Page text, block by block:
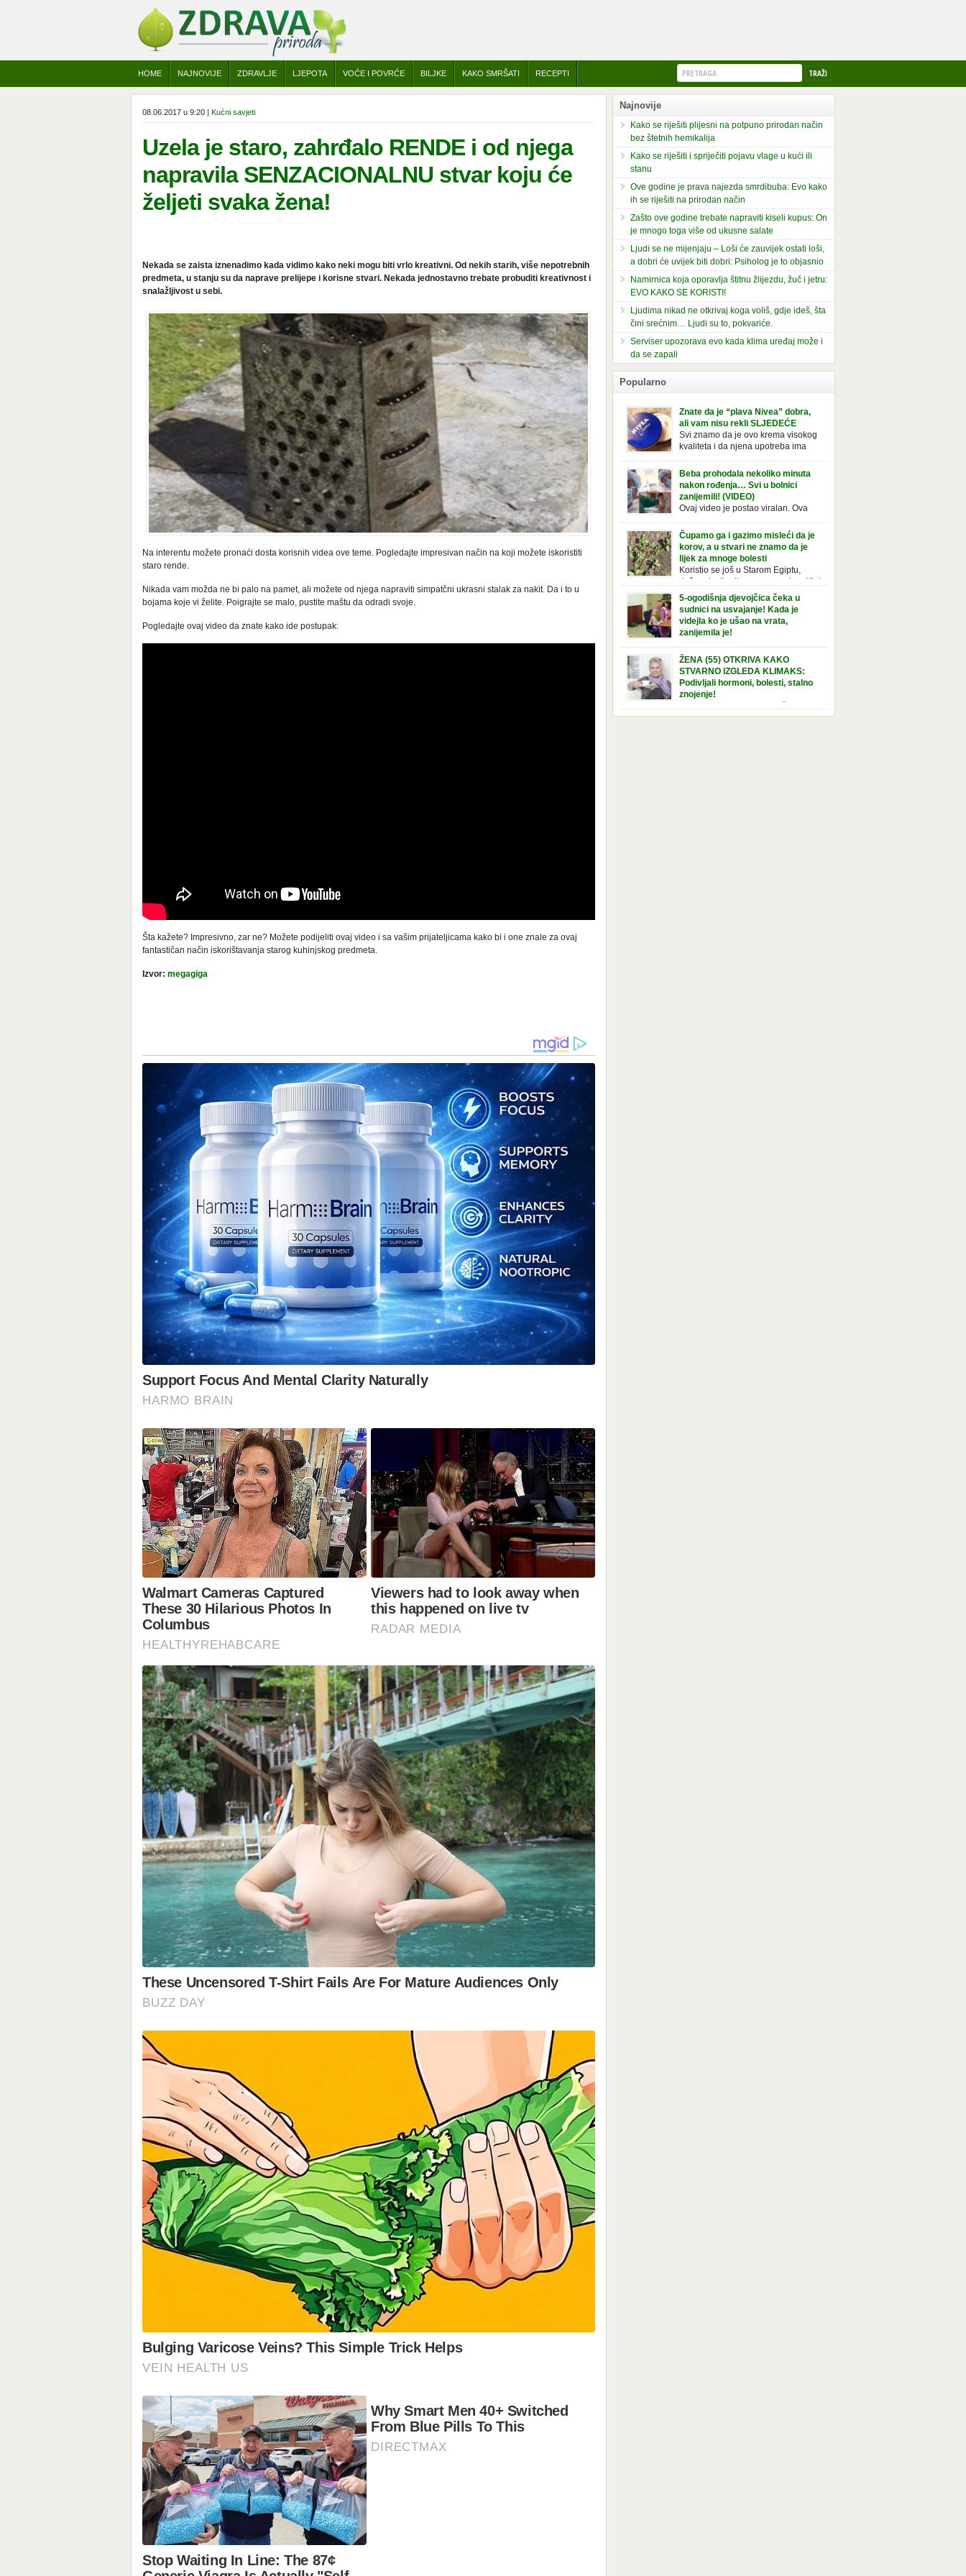
HOME NAJNOVIJE ZDRAVLJE LJEPOTA VOĆE I POVRĆE BILJKE KAKO SMRŠATI RECEPTI
08.06.2017 u 9:20 | Kućni savjeti
Uzela je staro, zahrđalo RENDE i od njega
napravila SENZACIONALNU stvar koju će
željeti svaka žena!
Nekada se zaista iznenadimo kada vidimo kako neki mogu biti vrlo kreativni. Od nekih starih, više nepotrebnih
predmeta, u stanju su da naprave prelijepe i korisne stvari. Nekada jednostavno trebate probuditi kreativnost i
snalažljivost u sebi.
Na interentu možete pronaći dosta korisnih videa ove teme. Pogledajte impresivan način na koji možete iskoristiti
staro rende.
Nikada vam možda ne bi palo na pamet, ali možete od njega napraviti simpatčni ukrasni stalak za nakit. Da i to u
bojama koje vi želite. Poigrajte se malo, pustite maštu da odradi svoje.
Pogledajte ovaj video da znate kako ide postupak:
Šta kažete? Impresivno, zar ne? Možete podijeliti ovaj video i sa vašim prijateljicama kako bi i one znale za ovaj
fantastičan način iskorištavanja starog kuhinjskog predmeta.
Izvor: megagiga
Najnovije
Kako se riješiti plijesni na potpuno prirodan način
bez štetnih hemikalija
Kako se riješiti i spriječiti pojavu vlage u kući ili
stanu
Ove godine je prava najezda smrdibuba: Evo kako
ih se riješiti na prirodan način
Zašto ove godine trebate napraviti kiseli kupus: On
je mnogo toga više od ukusne salate
Ljudi se ne mijenjaju – Loši će zauvijek ostati loši,
a dobri će uvijek biti dobri: Psiholog je to objasnio
Namirnica koja oporavlja štitnu žlijezdu, žuč i jetru:
EVO KAKO SE KORISTI!
Ljudima nikad ne otkrivaj koga voliš, gdje ideš, šta
čini srećnim… Ljudi su to, pokvariće.
Serviser upozorava evo kada klima uređaj može i
da se zapali
Popularno
Znate da je “plava Nivea” dobra,
ali vam nisu rekli SLJEDEĆE
Svi znamo da je ovo krema visokog
kvaliteta i da njena upotreba ima
sljedeće o njoj. Nivea krema u klasičnoj, plavoj
kutiji, prepoznatljivog mirisa i jednostavne
formule, jeste nezamenljiv inventar u kupatilima i
muškaraca i žena. Mnogi ljudi se ne odvajaju od
nje, pa je čak nose sa […]
Beba prohodala nekoliko minuta
nakon rođenja… Svi u bolnici
zanijemili! (VIDEO)
Ovaj video je postao viralan. Ova
korake. To je mnoge nasmijalo. Ovaj video je baš
neobičan. Ne viđamo baš često ovakve korake
kod novorođenih beba. Video je snimila babica,
pregledalo ga je preko 80 miliona ljudi. Ove
babice su ostale u čudu nakon što su vidjeli kako
Čupamo ga i gazimo misleći da je
korov, a u stvari ne znamo da je
lijek za mnoge bolesti
Koristio se još u Starom Egiptu,
duže od milenijuma se uzgaja u Kini
i Indiji, Francuzi od njega prave različita
tradicionalna jela i čorbe… Jedino mi gazimo po
njemu, čupamo ga i bacamo kao korov! Tušt je
jednogodišnji, ali vrlo uporan “korov” koji, ka­da
nam se jednom nastani u bašti ili dvorištu, teško
5-ogodišnja djevojčica čeka u
sudnici na usvajanje! Kada je
videjla ko je ušao na vrata,
zanijemila je!
zbrinuta u hraniteljskoj porodici. Sada, u svojoj 5.
godini, dočekala je momenat usvajanja, kada će
dobiti novu, stalnu porodicu. Ovaj dan je bio
veoma poseban za djevojčicu i njenu novu
porodicu, ali je uskoro postao još čarobniji,
ŽENA (55) OTKRIVA KAKO
STVARNO IZGLEDA KLIMAKS:
Podivljali hormoni, bolesti, stalno
znojenje!
“Bila sam slomljena, naslušala sam
se o tome da ću uskoro izgledati kao da imam